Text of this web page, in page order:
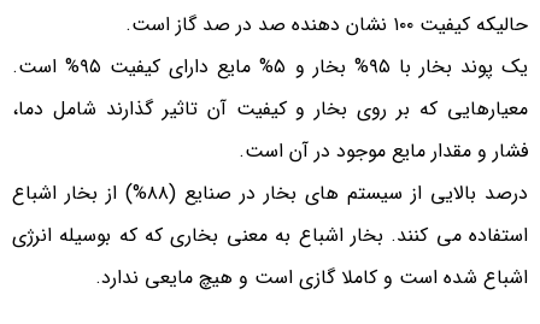
حالیکه کیفیت ۱۰۰ نشان دهنده صد در صد گاز است.
یک پوند بخار با ۹۵% بخار و ۵% مایع دارای کیفیت ۹۵% است.
معیارهایی که بر روی بخار و کیفیت آن تاثیر گذارند شامل دما،
فشار و مقدار مایع موجود در آن است.
درصد بالایی از سیستم های بخار در صنایع (۸۸%) از بخار اشباع
استفاده می کنند. بخار اشباع به معنی بخاری که که بوسیله انرژی
اشباع شده است و کاملا گازی است و هیچ مایعی ندارد.